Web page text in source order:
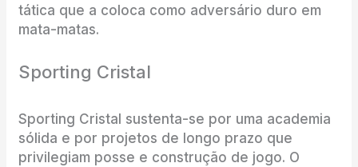
tática que a coloca como adversário duro em
mata-matas.
Sporting Cristal
Sporting Cristal sustenta-se por uma academia
sólida e por projetos de longo prazo que
privilegiam posse e construção de jogo. O